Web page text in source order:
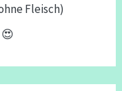
Fleisch)